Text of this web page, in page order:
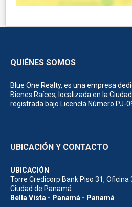
QUIÉNES SOMOS
Blue One Realty, es una empresa
Bienes Raíces, localizada en la
registrada bajo Licencía Número PJ-
UBICACIÓN Y CONTACTO
UBICACIÓN
Torre Credicorp Bank Piso 31, Oficina
Ciudad de Panamá
Bella Vista - Panamá - Panamá